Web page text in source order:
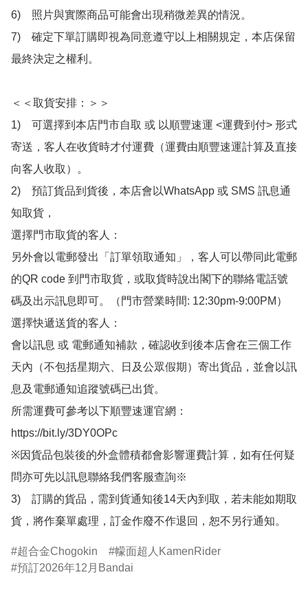
6)　照片與實際商品可能會出現稍微差異的情況。
7)　確定下單訂購即視為同意遵守以上相關規定，本店保留
最終決定之權利。
＜＜取貨安排：＞＞
1)　可選擇到本店門市自取 或 以順豐速運 <運費到付> 形式
寄送，客人在收貨時才付運費（運費由順豐速運計算及直接
向客人收取）。
2)　預訂貨品到貨後，本店會以WhatsApp 或 SMS 訊息通
知取貨，
選擇門市取貨的客人：
另外會以電郵發出「訂單領取通知」，客人可以帶同此電郵
的QR code 到門市取貨，或取貨時說出閣下的聯絡電話號
碼及出示訊息即可。（門市營業時間: 12:30pm-9:00PM）
選擇快遞送貨的客人：
會以訊息 或 電郵通知補款，確認收到後本店會在三個工作
天內（不包括星期六、日及公眾假期）寄出貨品，並會以訊
息及電郵通知追蹤號碼已出貨。
所需運費可參考以下順豐速運官網：
https://bit.ly/3DY0OPc
※因貨品包裝後的外盒體積都會影響運費計算，如有任何疑
問亦可先以訊息聯絡我們客服查詢※
3)　訂購的貨品，需到貨通知後14天內到取，若未能如期取
貨，將作棄單處理，訂金作廢不作退回，恕不另行通知。
超合金Chogokin
幪面超人KamenRider
預訂2026年12月Bandai